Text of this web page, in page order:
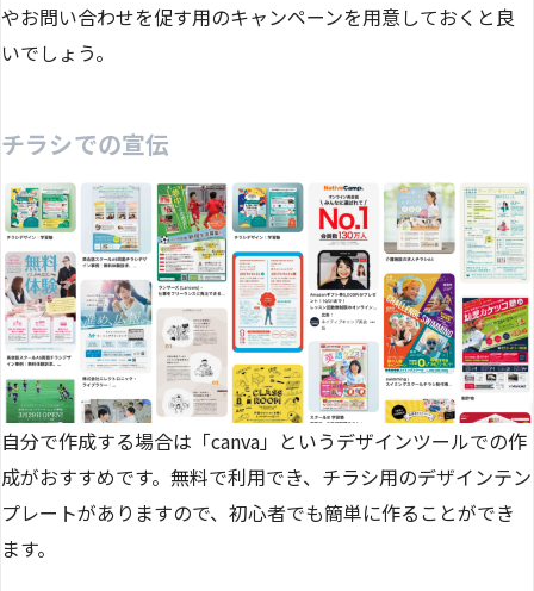
やお問い合わせを促す用のキャンペーンを用意しておくと良
いでしょう。
チラシでの宣伝
自分で作成する場合は「canva」というデザインツールでの作
成がおすすめです。無料で利用でき、チラシ用のデザインテン
プレートがありますので、初心者でも簡単に作ることができ
ます。